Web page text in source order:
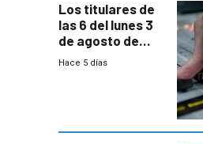
Los titulares de
las 6 del lunes 3
de agosto de
2026
Hace 5 días